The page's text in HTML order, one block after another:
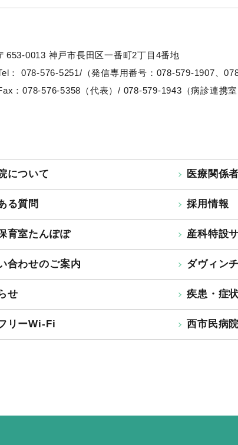
653-0013 神戸市長田区一番町2丁目4番地
：
078-576-5251/（発信専用番号：078-579-1907、
：078-576-5358（代表）/ 078-579-1943（病診連携室
について
る質問
育室たんぽぽ
合わせのご案内
せ
リーWi-Fi
医療関係
採用情報
産科特設
ダヴィン
疾患・症
西市民病